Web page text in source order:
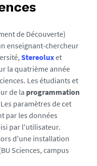
de Découverte)
enseignant-chercheur
Stereoluxet
la quatrième année
Les étudiants et
de la programmation
paramètres de cet
par les données
par l'utilisateur.
d'une installation
Sciences, campus